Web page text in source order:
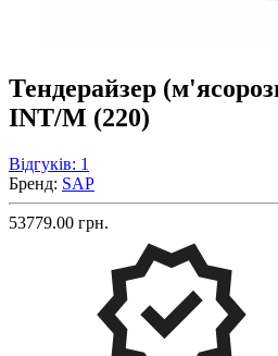
Тендерайзер
INT/M (220)
Відгуків: 1
Бренд: SAP
53779.00 грн.